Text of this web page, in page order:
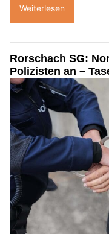
Weiterlesen
Rorschach SG:
Polizisten an –